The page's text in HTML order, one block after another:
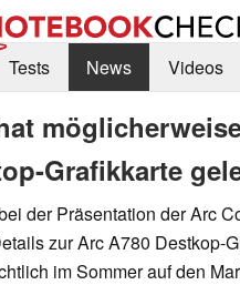
Tests
News Videos
Grafikkarte
der Präsentation der Arc
zur Arc A780 Destkop-
im Sommer auf den